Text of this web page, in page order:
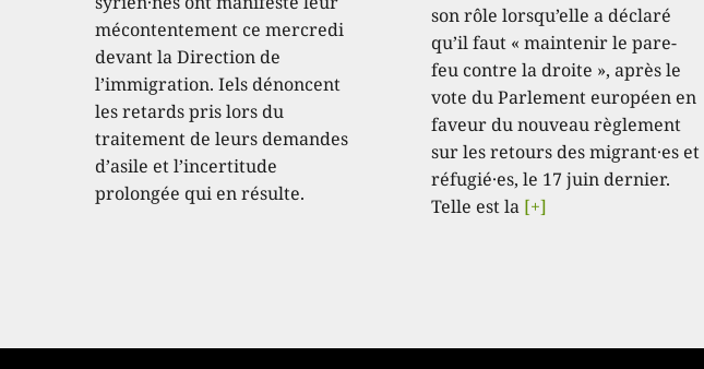
mécontentement ce mercredi
devant la Direction de
l’immigration. Iels dénoncent
les retards pris lors du
traitement de leurs demandes
d’asile et l’incertitude
prolongée qui en résulte.
son rôle lorsqu’elle a déclaré
qu’il faut « maintenir le pare-
feu contre la droite », après le
vote du Parlement européen en
faveur du nouveau règlement
sur les retours des migrant·es et
réfugié·es, le 17 juin dernier.
Telle est la [+]